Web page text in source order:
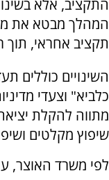
התקציב, אלא
המהלך מבטא את
תקציב אחראי, תוך
השינויים כוללים
כלביא" וצעדי
מתווה להקלת
שיפוץ מקלטים
לפי משרד האוצר,